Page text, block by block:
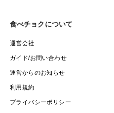
食べチョクについて
運営会社
ガイド/お問い合わせ
運営からのお知らせ
利用規約
プライバシーポリシー